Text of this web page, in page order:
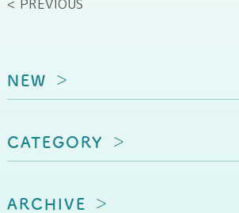
< PREVIOUS
NEW
CATEGORY
ARCHIVE